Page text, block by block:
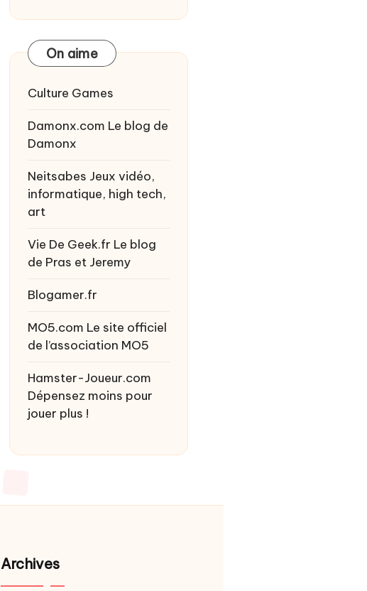
On aime
Culture Games
Damonx.com Le blog de
Damonx
Neitsabes Jeux vidéo,
informatique, high tech,
art
Vie De Geek.fr Le blog
de Pras et Jeremy
Blogamer.fr
MO5.com Le site officiel
de l’association MO5
Hamster-Joueur.com
Dépensez moins pour
jouer plus !
Archives